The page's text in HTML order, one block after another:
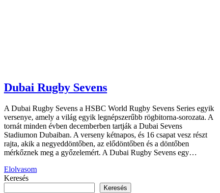
Dubai Rugby Sevens
A Dubai Rugby Sevens a HSBC World Rugby Sevens Series egyik
versenye, amely a világ egyik legnépszerűbb rögbitorna-sorozata. A
tornát minden évben decemberben tartják a Dubai Sevens
Stadiumon Dubaiban. A verseny kétnapos, és 16 csapat vesz részt
rajta, akik a negyeddöntőben, az elődöntőben és a döntőben
mérkőznek meg a győzelemért. A Dubai Rugby Sevens egy…
Elolvasom
Keresés
Keresés